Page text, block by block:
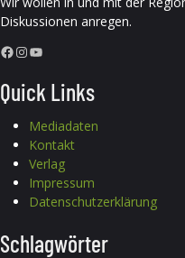
Diskussionen anregen.
Facebook InstagramYouTube
Quick Links
Mediadaten
Kontakt
Verlag
Impressum
Datenschutzerklärung
Schlagwörter